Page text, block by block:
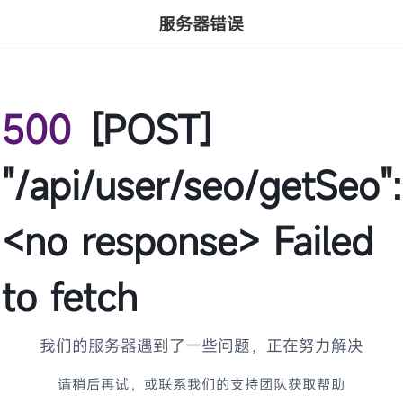
服务器错误
500 [POST]
"/api/user/seo/getSeo":
<no response> Failed
to fetch
我们的服务器遇到了一些问题，正在努力解决
请稍后再试，或联系我们的支持团队获取帮助